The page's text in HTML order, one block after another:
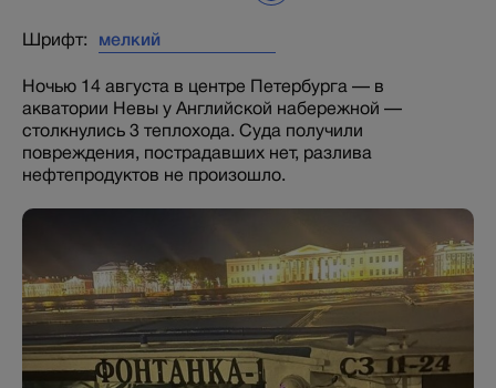
Шрифт:
Ночью 14 августа в центре Петербурга — в
акватории Невы у Английской набережной —
столкнулись 3 теплохода. Суда получили
повреждения, пострадавших нет, разлива
нефтепродуктов не произошло.